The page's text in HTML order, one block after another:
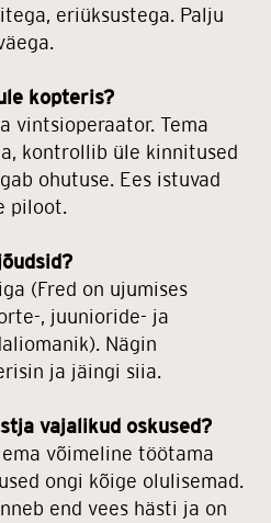
eriüksustega. Palju
kopteris?
vintsioperaator. Tema
kontrollib üle kinnitused
ohutuse. Ees istuvad
piloot.
(Fred on ujumises
, juunioride- ja
Nägin
ja jäingi siia.
vajalikud oskused?
võimeline töötama
ongi kõige olulisemad.
end vees hästi ja on